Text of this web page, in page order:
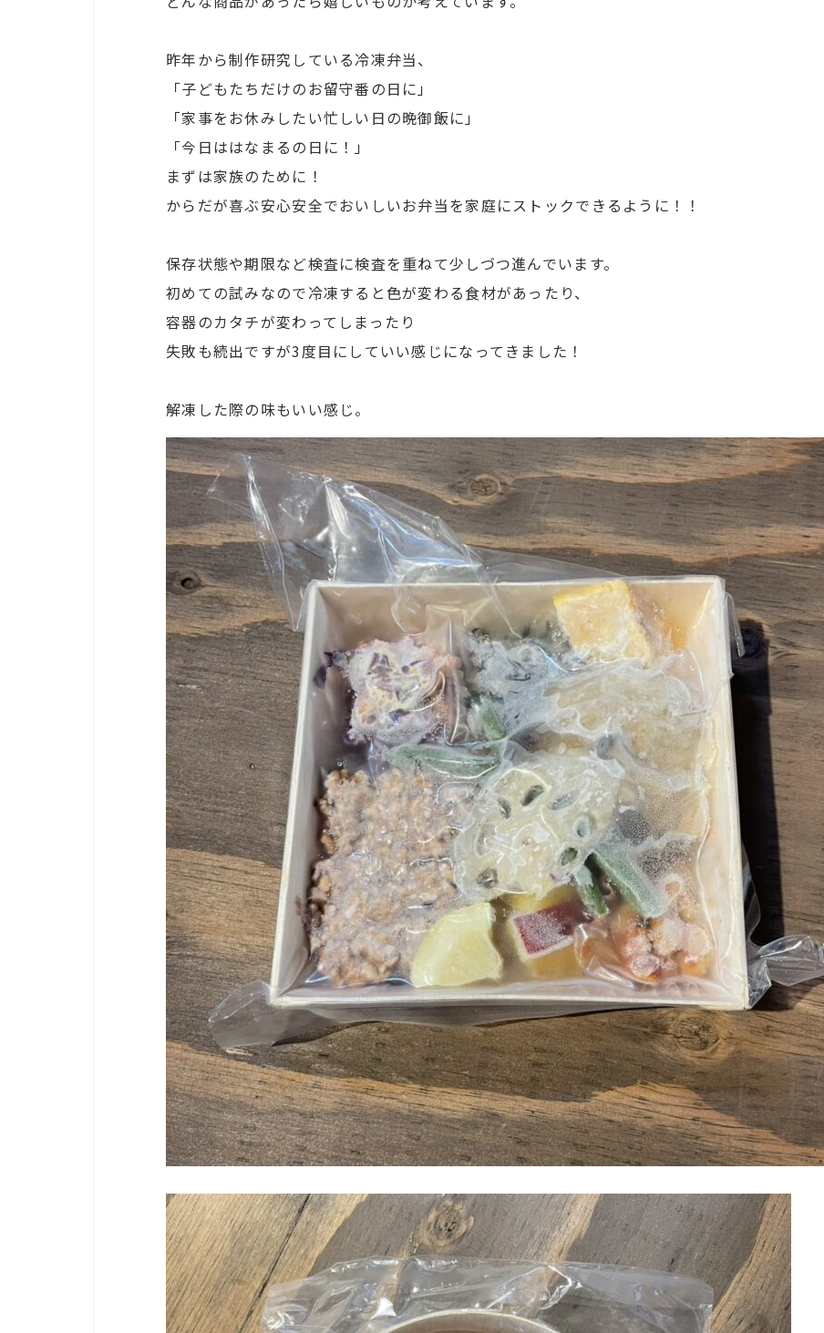
昨年から制作研究している冷凍弁当、
「子どもたちだけのお留守番の日に」
「家事をお休みしたい忙しい日の晩御飯に」
「今日ははなまるの日に！」
まずは家族のために！
からだが喜ぶ安心安全でおいしいお弁当を家庭にストックできるように！！
保存状態や期限など検査に検査を重ねて少しづつ進んでいます。
初めての試みなので冷凍すると色が変わる食材があったり、
容器のカタチが変わってしまったり
失敗も続出ですが3度目にしていい感じになってきました！
解凍した際の味もいい感じ。